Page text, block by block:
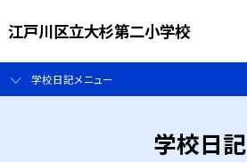
江戸川区立大杉第二小学校
学校日記メニュー
学校日記